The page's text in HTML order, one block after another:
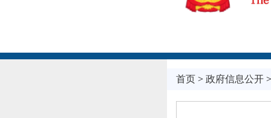
首页> 政府信息公开